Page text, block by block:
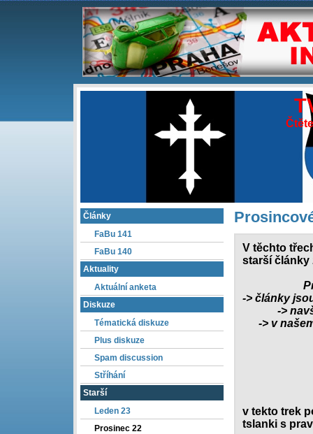
V těchto
starší články
-> články
->
-> v
v tekto trek
tslanki s
Články
FaBu 141
FaBu 140
Aktuality
Aktuální anketa
Diskuze
Tématická diskuze
Plus diskuze
Spam discussion
Stříhání
Starší
Leden 23
Prosinec 22